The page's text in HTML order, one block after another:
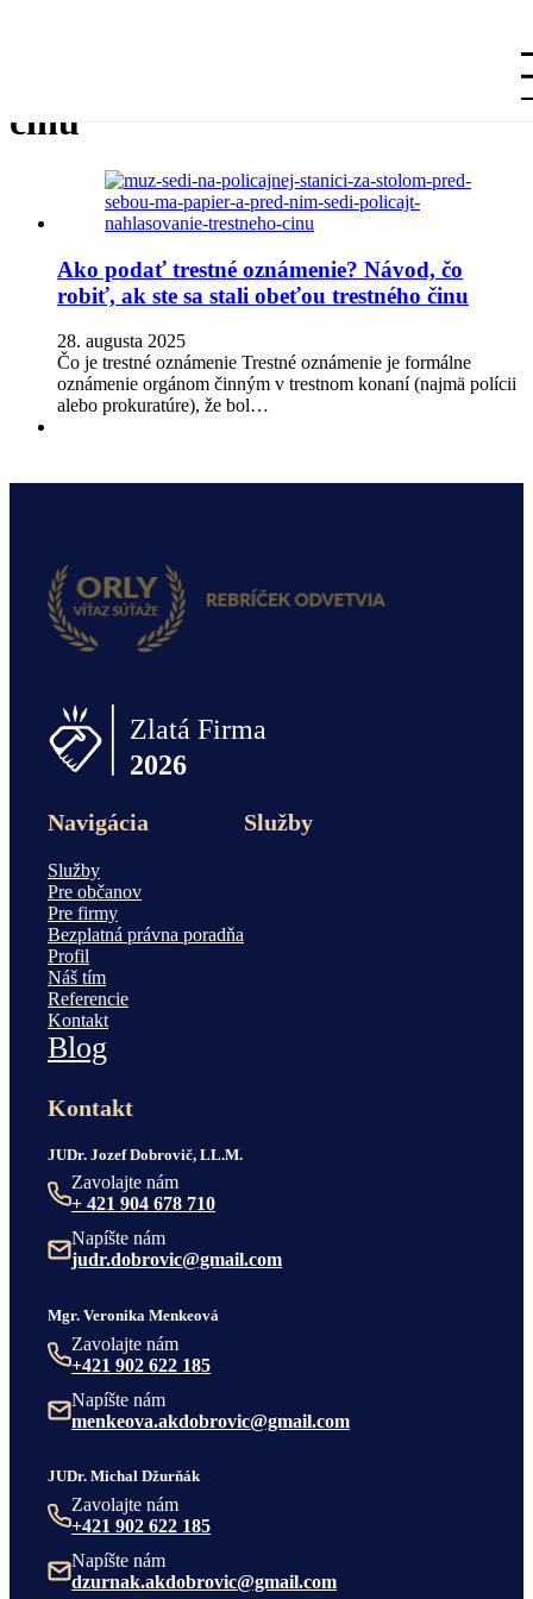
činu
Ako podať trestné oznámenie? Návod, čo
robiť, ak ste sa stali obeťou trestného činu
28. augusta 2025
Čo je trestné oznámenie Trestné oznámenie je formálne
oznámenie orgánom činným v trestnom konaní (najmä polícii
alebo prokuratúre), že bol…
Navigácia
Služby
Pre občanov
Pre firmy
Bezplatná právna poradňa
Profil
Náš tím
Referencie
Kontakt
Blog
Služby
Kontakt
JUDr. Jozef Dobrovič, LL.M.
Zavolajte nám
+ 421 904 678 710
Napíšte nám
judr.dobrovic@gmail.com
Mgr. Veronika Menkeová
Zavolajte nám
+421 902 622 185
Napíšte nám
menkeova.akdobrovic@gmail.com
JUDr. Michal Džurňák
Zavolajte nám
+421 902 622 185
Napíšte nám
dzurnak.akdobrovic@gmail.com